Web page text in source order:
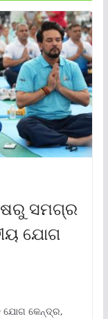
ସମଗ୍ର
ଯୋଗ
ଯୋଗ କେନ୍ଦ୍ର,